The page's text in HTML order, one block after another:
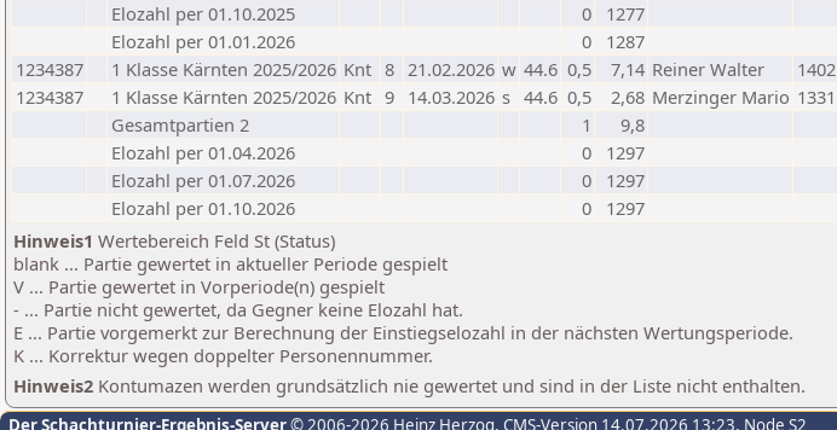
Elozahl per 01.10.2025
0
1277
Elozahl per 01.01.2026
0
1287
1234387
1 Klasse Kärnten 2025/2026 Knt 8 21.02.2026 w 44.6 0,5 7,14 Reiner Walter 1402
1234387
1 Klasse Kärnten 2025/2026 Knt 9 14.03.2026 s 44.6 0,5 2,68 Merzinger Mario 1331
Gesamtpartien 2
1
9,8
Elozahl per 01.04.2026
0
1297
Elozahl per 01.07.2026
0
1297
Elozahl per 01.10.2026
0
1297
Hinweis1 Wertebereich Feld St (Status)
blank ... Partie gewertet in aktueller Periode gespielt
V ... Partie gewertet in Vorperiode(n) gespielt
- ... Partie nicht gewertet, da Gegner keine Elozahl hat.
E ... Partie vorgemerkt zur Berechnung der Einstiegselozahl in der nächsten Wertungsperiode.
K ... Korrektur wegen doppelter Personennummer.
Hinweis2 Kontumazen werden grundsätzlich nie gewertet und sind in der Liste nicht enthalten.
Der Schachturnier-Ergebnis-Server© 2006-2026 Heinz Herzog, CMS-Version 14.07.2026 13:23, Node S2